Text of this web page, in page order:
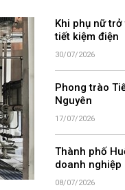
Khi phụ nữ
tiết kiệm điện
30/07/2026
Phong trào
Nguyên
17/07/2026
Thành phố
doanh nghiệp
08/07/2026